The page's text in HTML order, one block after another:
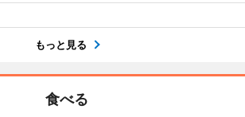
もっと見る
食べる